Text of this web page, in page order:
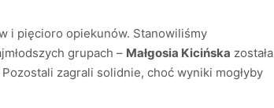
i pięcioro opiekunów. Stanowiliśmy
grupach – Małgosia Kicińska została
Pozostali zagrali solidnie, choć wyniki mogłyby